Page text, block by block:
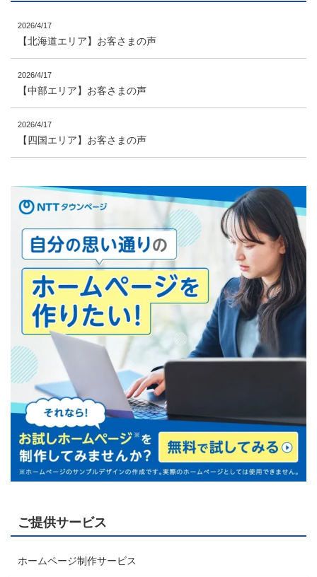
2026/4/17
【北海道エリア】お客さまの声
2026/4/17
【中部エリア】お客さまの声
2026/4/17
【四国エリア】お客さまの声
ご提供サービス
ホームページ制作サービス